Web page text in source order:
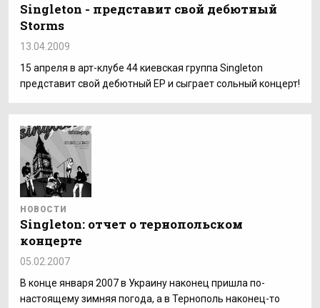
Singleton - представит свой дебютный
Storms
13.04.2009
15 апреля в арт-клубе 44 киевская группа Singleton
представит свой дебютный ЕР и сыграет сольный концерт!
НОВОСТИ
Singleton: отчет о тернопольском
концерте
05.02.2007
В конце января 2007 в Украину наконец пришла по-
настоящему зимняя погода, а в Тернополь наконец-то